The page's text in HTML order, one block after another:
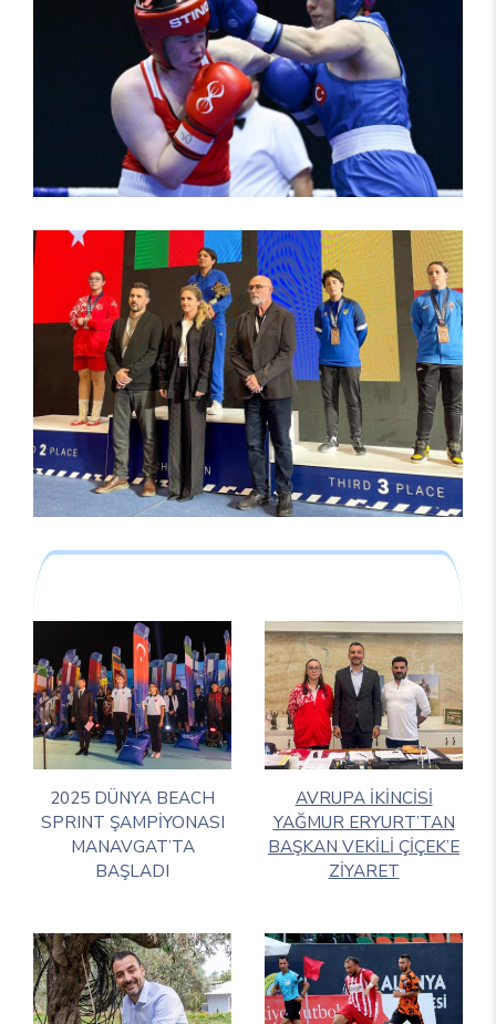
2025 DÜNYA BEACH
SPRINT ŞAMPİYONASI
MANAVGAT’TA
BAŞLADI
AVRUPA İKİNCİSİ
YAĞMUR ERYURT’TAN
BAŞKAN VEKİLİ ÇİÇEK’E
ZİYARET